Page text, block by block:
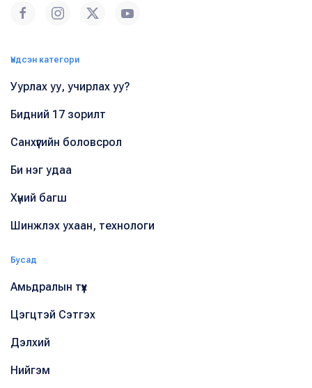
Үндсэн категори
Уурлах уу, учирлах уу?
Бидний 17 зорилт
Санхүүгийн боловсрол
Би нэг удаа
Хүний багш
Шинжлэх ухаан, технологи
Бусад
Амьдралын түүх
Цэгцтэй Сэтгэх
Дэлхий
Нийгэм